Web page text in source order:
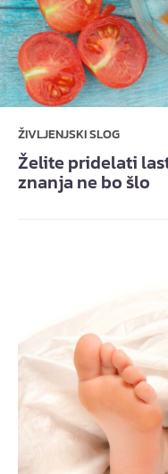
ŽIVLJENJSKI SLOG
Želite pridelati
znanja ne bo šlo